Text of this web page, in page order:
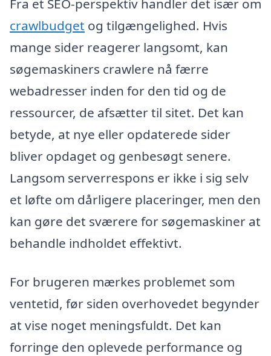
Fra et SEO-perspektiv handler det især om
crawlbudget og tilgængelighed. Hvis
mange sider reagerer langsomt, kan
søgemaskiners crawlere nå færre
webadresser inden for den tid og de
ressourcer, de afsætter til sitet. Det kan
betyde, at nye eller opdaterede sider
bliver opdaget og genbesøgt senere.
Langsom serverrespons er ikke i sig selv
et løfte om dårligere placeringer, men den
kan gøre det sværere for søgemaskiner at
behandle indholdet effektivt.
For brugeren mærkes problemet som
ventetid, før siden overhovedet begynder
at vise noget meningsfuldt. Det kan
forringe den oplevede performance og